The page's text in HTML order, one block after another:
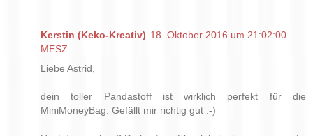
Kerstin (Keko-Kreativ) 18. Oktober 2016 um 21:02:00
MESZ
Liebe Astrid,
dein toller Pandastoff ist wirklich perfekt für die
MiniMoneyBag. Gefällt mir richtig gut :-)